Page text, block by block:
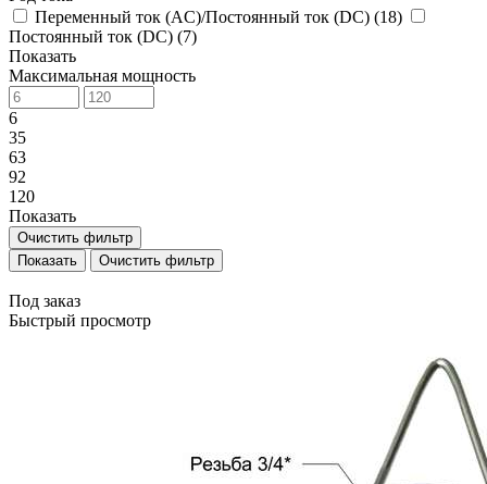
Переменный ток (AC)/Постоянный ток (DC) (18)
Постоянный ток (DC) (7)
Показать
Максимальная мощность
6
35
63
92
120
Показать
Очистить фильтр
Очистить фильтр
Под заказ
Быстрый просмотр